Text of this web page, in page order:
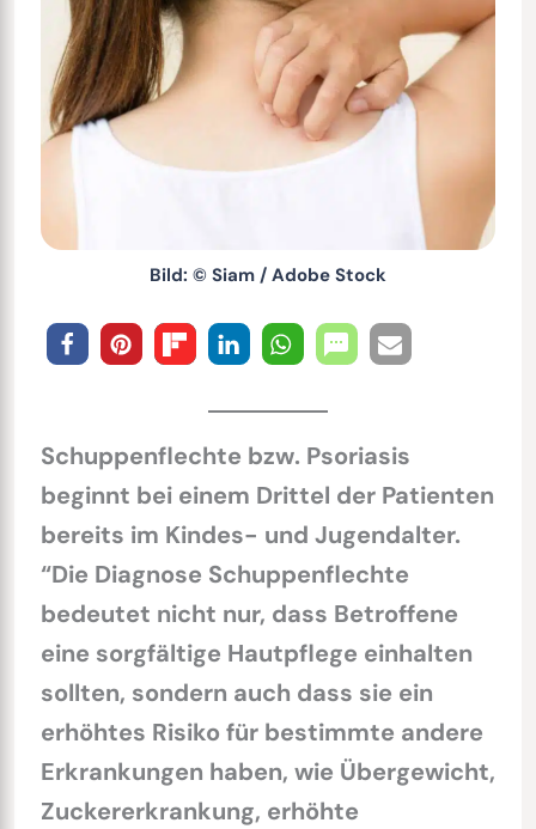
Bild: © Siam / Adobe Stock
Schuppenflechte bzw. Psoriasis
beginnt bei einem Drittel der Patienten
bereits im Kindes- und Jugendalter.
“Die Diagnose Schuppenflechte
bedeutet nicht nur, dass Betroffene
eine sorgfältige Hautpflege einhalten
sollten, sondern auch dass sie ein
erhöhtes Risiko für bestimmte andere
Erkrankungen haben, wie Übergewicht,
Zuckererkrankung, erhöhte